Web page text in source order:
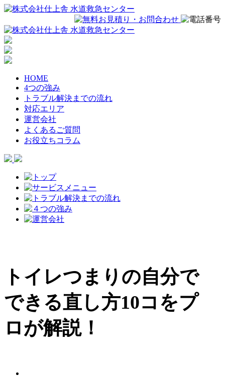
HOME
4つの強み
トラブル解決までの流れ
対応エリア
運営会社
よくあるご質問
お役立ちコラム
トイレつまりの自分で
できる直し方10コをプ
ロが解説！